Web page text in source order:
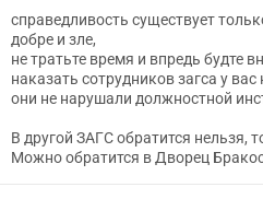
справедливость существует
добре и зле,
не тратьте время и впредь будте
наказать сотрудников загса у вас
они не нарушали должностной
В другой ЗАГС обратится нельзя,
Можно обратится в Дворец